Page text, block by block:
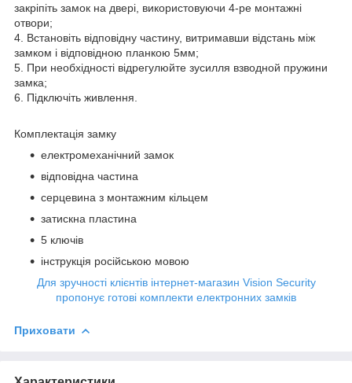
закріпіть замок на двері, використовуючи 4-ре монтажні
отвори;
4. Встановіть відповідну частину, витримавши відстань між
замком і відповідною планкою 5мм;
5. При необхідності відрегулюйте зусилля взводной пружини
замка;
6. Підключіть живлення.
Комплектація замку
електромеханічний замок
відповідна частина
серцевина з монтажним кільцем
затискна пластина
5 ключів
інструкція російською мовою
Для зручності клієнтів інтернет-магазин Vision Security
пропонує готові комплекти електронних замків
Приховати